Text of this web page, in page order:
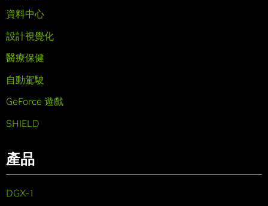
資料中心
設計視覺化
醫療保健
自動駕駛
GeForce 遊戲
SHIELD
產品
DGX-1